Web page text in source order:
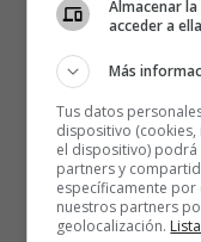
Almacenar
acceder a ella
Más
Tus datos
dispositivo
el dispositivo) podrá
partners y
específicamente
nuestros partners
geolocalización.